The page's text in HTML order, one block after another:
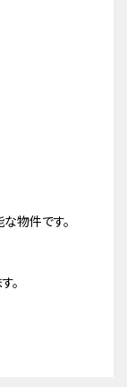
物件です。
。